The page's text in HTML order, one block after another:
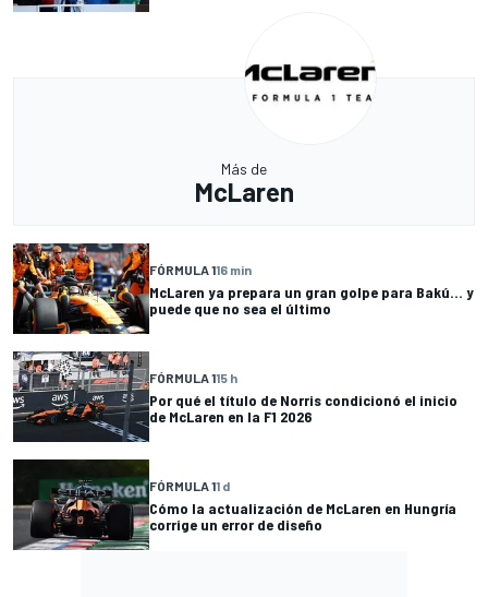
Más de
McLaren
FÓRMULA 116 min
McLaren ya prepara un gran golpe para Bakú... y
puede que no sea el último
FÓRMULA 115 h
Por qué el título de Norris condicionó el inicio
de McLaren en la F1 2026
FÓRMULA 11 d
Cómo la actualización de McLaren en Hungría
corrige un error de diseño